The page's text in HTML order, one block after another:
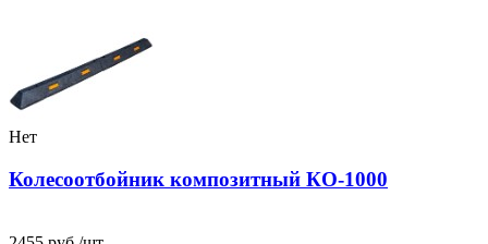
Нет
Колесоотбойник композитный КО-1000